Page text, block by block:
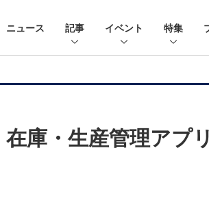
ニュース 記事 イベント 特集
庫・生産管理アプ